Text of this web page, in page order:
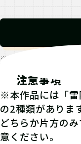
※発見報告にGPSを使
注意事項
※本作品には「雷
の2種類があります
どちらか片方の
意ください。